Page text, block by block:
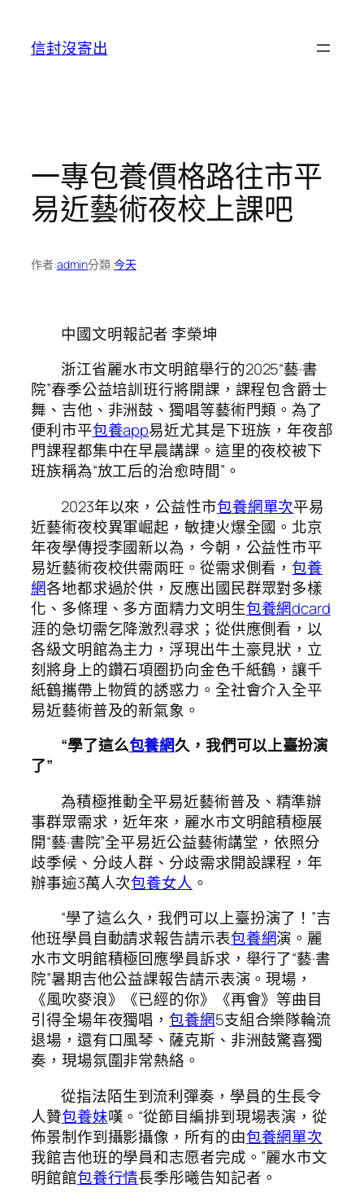
信封沒寄出
一專包養價格路往市平
易近藝術夜校上課吧
作者:admin分類:今天
中國文明報記者 李榮坤
浙江省麗水市文明館舉行的2025“藝·書
院”春季公益培訓班行將開課，課程包含爵士
舞、吉他、非洲鼓、獨唱等藝術門類。為了
便利市平包養app易近尤其是下班族，年夜部
門課程都集中在早晨講課。這里的夜校被下
班族稱為“放工后的治愈時間”。
2023年以來，公益性市包養網單次平易
近藝術夜校異軍崛起，敏捷火爆全國。北京
年夜學傳授李國新以為，今朝，公益性市平
易近藝術夜校供需兩旺。從需求側看，包養
網各地都求過於供，反應出國民群眾對多樣
化、多條理、多方面精力文明生包養網dcard
涯的急切需乞降激烈尋求；從供應側看，以
各級文明館為主力，浮現出牛土豪見狀，立
刻將身上的鑽石項圈扔向金色千紙鶴，讓千
紙鶴攜帶上物質的誘惑力。全社會介入全平
易近藝術普及的新氣象。
“學了這么包養網久，我們可以上臺扮演
了”
為積極推動全平易近藝術普及、精準辦
事群眾需求，近年來，麗水市文明館積極展
開“藝·書院”全平易近公益藝術講堂，依照分
歧季候、分歧人群、分歧需求開設課程，年
辦事逾3萬人次包養女人 。
“學了這么久，我們可以上臺扮演了！”吉
他班學員自動請求報告請示表包養網演。麗
水市文明館積極回應學員訴求，舉行了“藝·書
院”暑期吉他公益課報告請示表演。現場，
《風吹麥浪》《已經的你》《再會》等曲目
引得全場年夜獨唱，包養網5支組合樂隊輪流
退場，還有口風琴、薩克斯、非洲鼓驚喜獨
奏，現場氛圍非常熱絡。
從指法陌生到流利彈奏，學員的生長令
人贊包養妹嘆。“從節目編排到現場表演，從
佈景制作到攝影攝像，所有的由包養網單次
我館吉他班的學員和志愿者完成。”麗水市文
明館館包養行情長季彤曦告知記者。